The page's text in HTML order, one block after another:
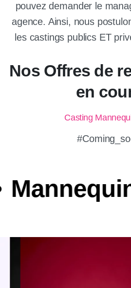
pouvez demander le
agence. Ainsi, nous
les castings publics ET
Nos Offres de
en
Casting